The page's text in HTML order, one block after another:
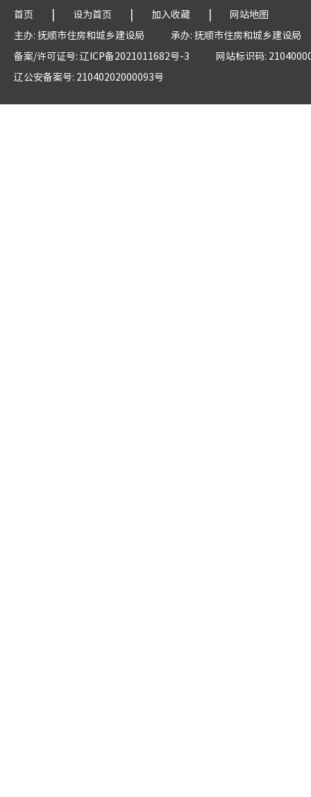
首页 | 设为首页 | 加入收藏 |
网站地图
主办: 抚顺市住房和城乡建设局
承办: 抚顺市住房和城乡建设局
备案/许可证号: 辽ICP备2021011682号-3
网站标识码:
辽公安备案号: 21040202000093号